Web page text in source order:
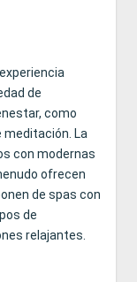
de
como
meditación. La
con modernas
ofrecen
de spas con
de
relajantes.